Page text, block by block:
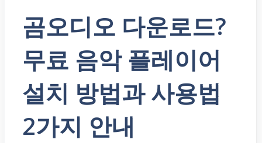
곰오디오 다운로드?
무료 음악 플레이어
설치 방법과 사용법
2가지 안내